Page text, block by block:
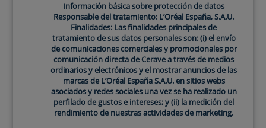
Ceramidas: Restauración de la barrera cutánea
ceramidasson lípidos naturales que se
encuentran en la piel y son esenciales para mantener la
barrera cutánea. Ayudan a retener la humedad y
protegen la piel de agresores externos. Su uso en
productos hidratantes puede ser particularmente
beneficioso para las personas con piel sensible y
enrojecida, ya que restauran la hidratación y previenen
Información básica sobre protección de datos
Responsable del tratamiento: L’Oréal España, S.A.U.
Finalidades: Las finalidades principales de
tratamiento de sus datos personales son: (i) el envío
de comunicaciones comerciales y promocionales por
comunicación directa de Cerave a través de medios
ordinarios y electrónicos y el mostrar anuncios de las
marcas de L’Oréal España S.A.U. en sitios webs
asociados y redes sociales una vez se ha realizado un
perfilado de gustos e intereses; y (ii) la medición del
rendimiento de nuestras actividades de marketing.